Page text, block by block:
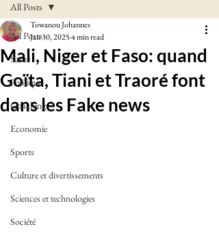
All Posts
Santé
Politique
Coaching
Economie
Sports
Culture et divertissements
Sciences et technologies
Société
All Posts
Mali, Niger et Faso: quand
Goïta, Tiani et Traoré font
dans les Fake news
Towanou Johannes
Jan 30, 20254 min read